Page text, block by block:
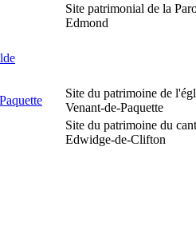
Site patrimonial de la
Edmond
Site du patrimoine de
Venant-de-Paquette
Site du patrimoine du
Edwidge-de-Clifton